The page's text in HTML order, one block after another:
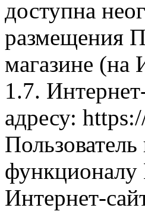
доступна
размещения
магазине (на
1.7.
адресу:
функционалу
Интернет-